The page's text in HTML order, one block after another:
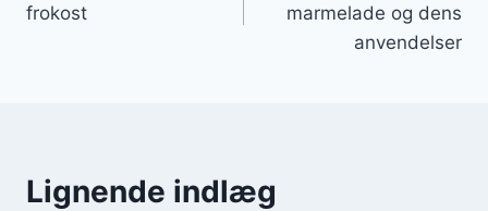
frokost
marmelade og dens
anvendelser
Lignende indlæg